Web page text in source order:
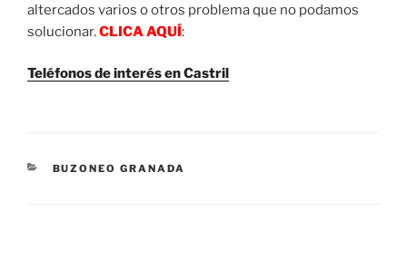
altercados varios o otros problema que no podamos
solucionar.CLICA AQUÍ:
Teléfonos de interés en Castril
CATEGORIES
BUZONEO GRANADA